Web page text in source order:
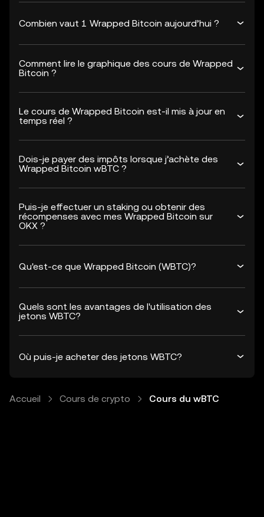
Combien vaut 1 Wrapped Bitcoin aujourd’hui ?
Comment lire le graphique des cours de Wrapped
Bitcoin ?
Le cours de Wrapped Bitcoin est-il mis à jour en
temps réel ?
Dois-je payer des impôts lorsque j’achète des
Wrapped Bitcoin wBTC ?
Puis-je effectuer un staking ou obtenir des
récompenses avec mes Wrapped Bitcoin sur
OKX ?
Qu'est-ce que Wrapped Bitcoin (WBTC)?
Quels sont les avantages de l'utilisation des
jetons WBTC?
Où puis-je acheter des jetons WBTC?
Accueil Cours de crypto Cours du wBTC